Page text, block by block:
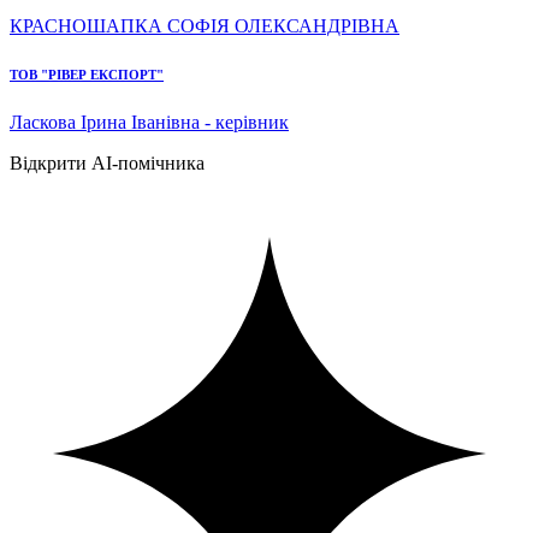
КРАСНОШАПКА СОФІЯ ОЛЕКСАНДРІВНА
ТОВ "РІВЕР ЕКСПОРТ"
Ласкова Ірина Іванівна - керівник
Відкрити AI-помічника